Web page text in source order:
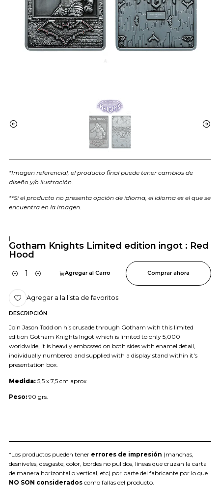
*Imagen referencial, el producto final puede tener cambios de
diseño y/o ilustración.
**Si el producto no presenta opción de idioma, el idioma es el que se
encuentra en la imagen.
|
Gotham Knights Limited edition ingot : Red
Hood
Cantidad
Agregar al Carro Comprar ahora
Agregar a la lista de favoritos
DESCRIPCIÓN
Join Jason Todd on his crusade through Gotham with this limited
edition Gotham Knights Ingot which is limited to only 5,000
worldwide, it is heavily embossed on both sides with enamel detail,
individually numbered and supplied with a display stand within it's
presentation box.
Medida: 5,5 x 7,5 cm aprox
Peso: 90 grs.
*Los productos pueden tener errores de impresión (manchas,
desniveles, desgaste, color, bordes no pulidos, líneas que cruzan la carta
de manera horizontal o vertical, etc) por parte del fabricante por lo que
NO SON considerados como fallas del producto.